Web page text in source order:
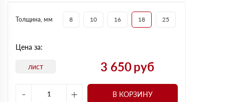
Толщина, мм 8 10 16 18 25
Цена за:
лист 3 650руб
-
+ В КОРЗИНУ